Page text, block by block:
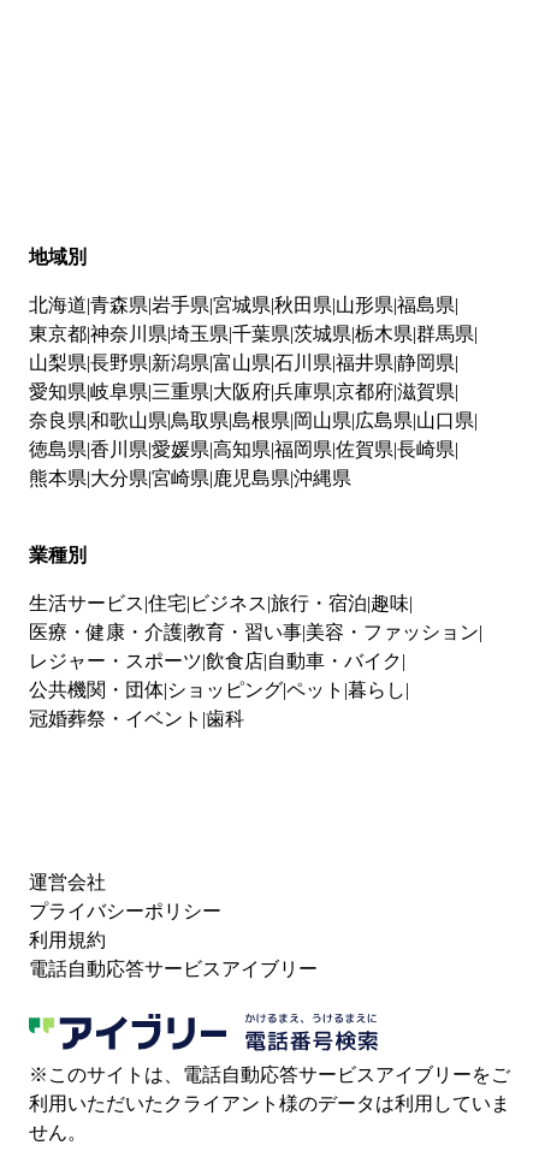
地域別
北海道 青森県 岩手県 宮城県 秋田県 山形県 福島県
東京都神奈川県 埼玉県 千葉県 茨城県 栃木県 群馬県
山梨県 長野県 新潟県 富山県 石川県 福井県 静岡県
愛知県 岐阜県 三重県 大阪府兵庫県 京都府滋賀県
奈良県 和歌山県 鳥取県 島根県 岡山県 広島県 山口県
徳島県 香川県 愛媛県 高知県 福岡県 佐賀県 長崎県
熊本県 大分県 宮崎県 鹿児島県 沖縄県
業種別
生活サービス 住宅 ビジネス 旅行・宿泊 趣味
医療・健康・介護教育・習い事 美容・ファッション
レジャー・スポーツ 飲食店 自動車・バイク
公共機関・団体 ショッピングペット 暮らし
冠婚葬祭・イベント 歯科
運営会社
プライバシーポリシー
利用規約
電話自動応答サービスアイブリー
※このサイトは、電話自動応答サービスアイブリーをご
利用いただいたクライアント様のデータは利用していま
せん。